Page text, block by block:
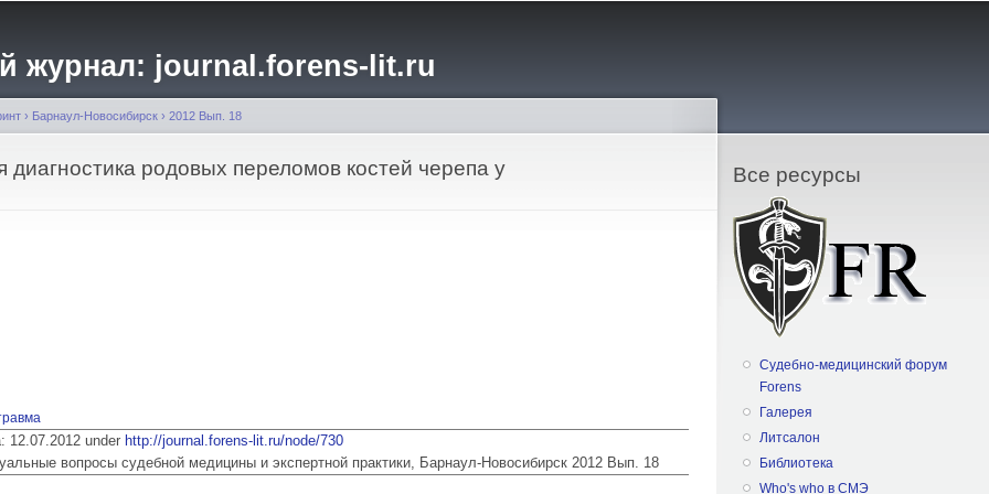
содержанию
журнал: journal.forens-lit.ru
› Барнаул-Новосибирск › 2012 Вып. 18
диагностика родовых переломов костей черепа у
12.07.2012 under http://journal.forens-lit.ru/node/730
вопросы судебной медицины и экспертной практики, Барнаул-Новосибирск 2012 Вып. 18
Все ресурсы
Судебно-медицинский форум
Forens
Галерея
Литсалон
Библиотека
Who's who в СМЭ